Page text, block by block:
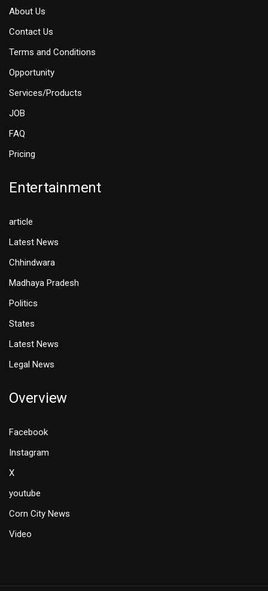
About Us
Contact Us
Terms and Conditions
Opportunity
Services/Products
JOB
FAQ
Pricing
Entertainment
article
Latest News
Chhindwara
Madhaya Pradesh
Politics
States
Latest News
Legal News
Overview
Facebook
Instagram
X
youtube
Corn City News
Video